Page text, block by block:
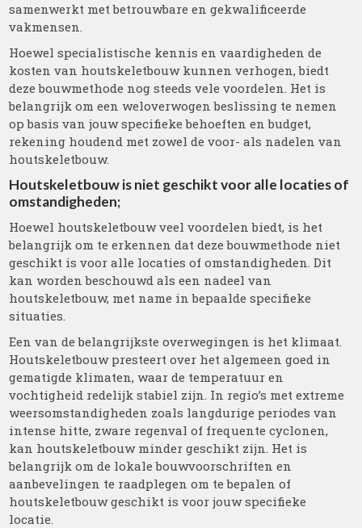
samenwerkt met betrouwbare en gekwalificeerde
vakmensen.
Hoewel specialistische kennis en vaardigheden de
kosten van houtskeletbouw kunnen verhogen, biedt
deze bouwmethode nog steeds vele voordelen. Het is
belangrijk om een weloverwogen beslissing te nemen
op basis van jouw specifieke behoeften en budget,
rekening houdend met zowel de voor- als nadelen van
houtskeletbouw.
Houtskeletbouw is niet geschikt voor alle locaties of
omstandigheden;
Hoewel houtskeletbouw veel voordelen biedt, is het
belangrijk om te erkennen dat deze bouwmethode niet
geschikt is voor alle locaties of omstandigheden. Dit
kan worden beschouwd als een nadeel van
houtskeletbouw, met name in bepaalde specifieke
situaties.
Een van de belangrijkste overwegingen is het klimaat.
Houtskeletbouw presteert over het algemeen goed in
gematigde klimaten, waar de temperatuur en
vochtigheid redelijk stabiel zijn. In regio’s met extreme
weersomstandigheden zoals langdurige periodes van
intense hitte, zware regenval of frequente cyclonen,
kan houtskeletbouw minder geschikt zijn. Het is
belangrijk om de lokale bouwvoorschriften en
aanbevelingen te raadplegen om te bepalen of
houtskeletbouw geschikt is voor jouw specifieke
locatie.